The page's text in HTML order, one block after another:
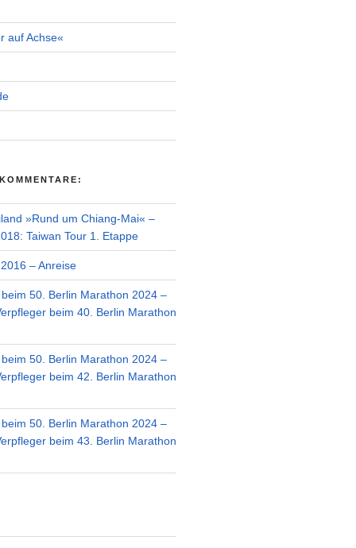
auf Achse«
»Rund um Chiang-Mai« –
Taiwan Tour 1. Etappe
– Anreise
50. Berlin Marathon 2024 –
beim 40. Berlin Marathon
50. Berlin Marathon 2024 –
beim 42. Berlin Marathon
50. Berlin Marathon 2024 –
beim 43. Berlin Marathon